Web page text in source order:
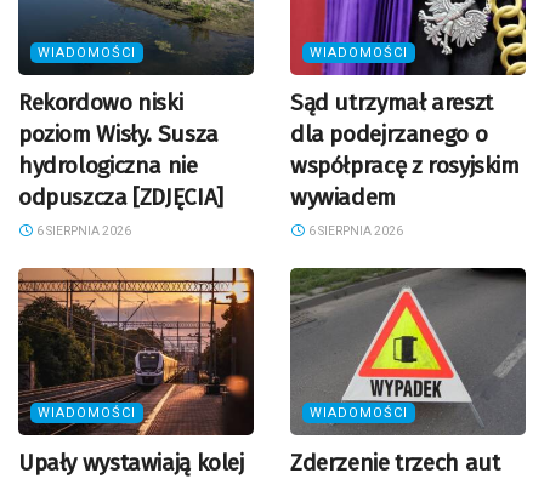
WIADOMOŚCI
Rekordowo niski
poziom Wisły. Susza
hydrologiczna nie
odpuszcza [ZDJĘCIA]
6 SIERPNIA 2026
WIADOMOŚCI
Sąd utrzymał areszt
dla podejrzanego o
współpracę z rosyjskim
wywiadem
6 SIERPNIA 2026
WIADOMOŚCI
Upały wystawiają kolej
WIADOMOŚCI
Zderzenie trzech aut